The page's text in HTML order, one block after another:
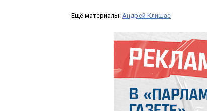
Ещё материалы: Андрей Клишас